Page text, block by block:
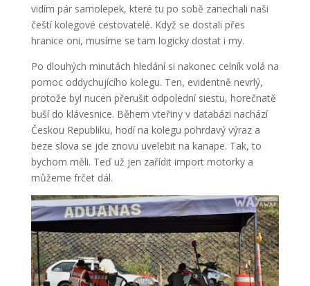
vidím pár samolepek, které tu po sobě zanechali naši
čeští kolegové cestovatelé. Když se dostali přes
hranice oni, musíme se tam logicky dostat i my.
Po dlouhých minutách hledání si nakonec celník volá na
pomoc oddychujícího kolegu. Ten, evidentně nevrlý,
protože byl nucen přerušit odpolední siestu, horečnatě
buší do klávesnice. Během vteřiny v databázi nachází
Českou Republiku, hodí na kolegu pohrdavý výraz a
beze slova se jde znovu uvelebit na kanape. Tak, to
bychom měli. Teď už jen zařídit import motorky a
můžeme frčet dál.